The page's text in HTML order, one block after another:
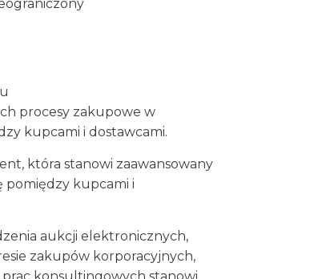
procesy zakupowe w
kupcami i dostawcami.
która stanowi zaawansowany
pomiędzy kupcami i
aukcji elektronicznych,
zakupów korporacyjnych,